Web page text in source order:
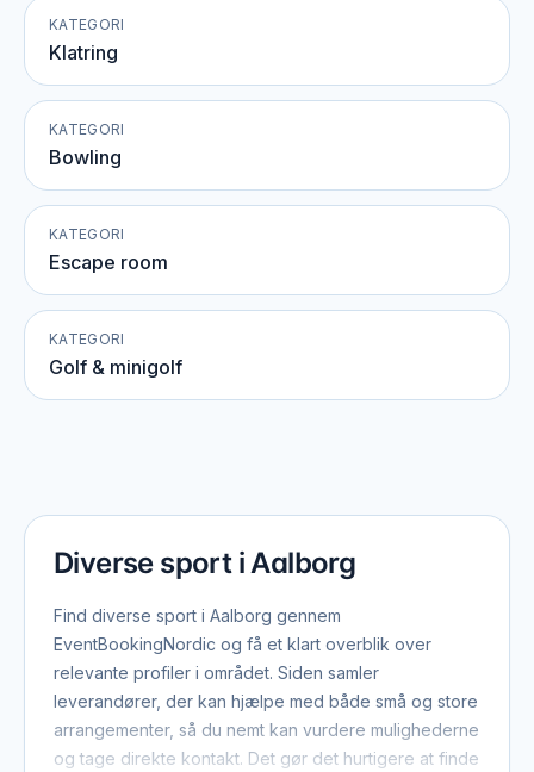
KATEGORI
Klatring
KATEGORI
Bowling
KATEGORI
Escape room
KATEGORI
Golf & minigolf
Diverse sport i Aalborg
Find diverse sport i Aalborg gennem
EventBookingNordic og få et klart overblik over
relevante profiler i området. Siden samler
leverandører, der kan hjælpe med både små og store
arrangementer, så du nemt kan vurdere mulighederne
og tage direkte kontakt. Det gør det hurtigere at finde